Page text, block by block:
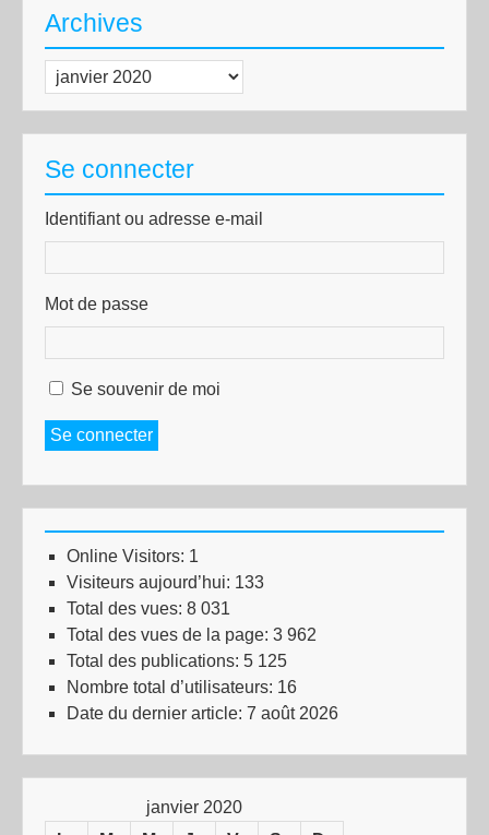
Archives
Archives
Se connecter
Identifiant ou adresse e-mail
Mot de passe
Se souvenir de moi
Se connecter
Online Visitors: 1
Visiteurs aujourd’hui: 133
Total des vues: 8 031
Total des vues de la page: 3 962
Total des publications: 5 125
Nombre total d’utilisateurs: 16
Date du dernier article: 7 août 2026
janvier 2020